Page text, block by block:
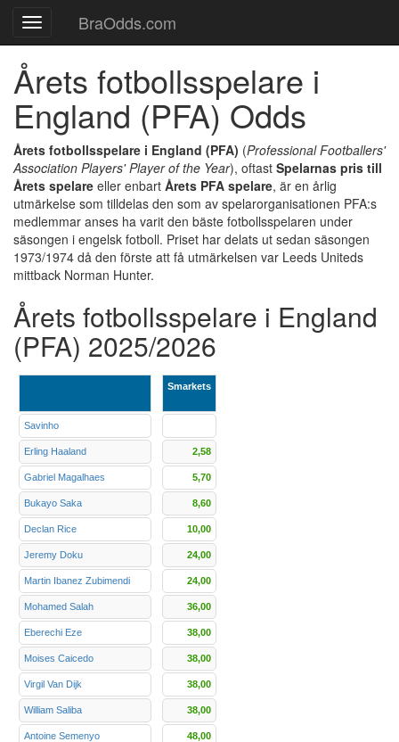
Toggle
navigation
BraOdds.com
Årets fotbollsspelare i
England (PFA) Odds
Årets fotbollsspelare i England (PFA) (Professional Footballers'
Association Players' Player of the Year), oftast Spelarnas pris till
Årets spelare eller enbart Årets PFA spelare, är en årlig
utmärkelse som tilldelas den som av spelarorganisationen PFA:s
medlemmar anses ha varit den bäste fotbollsspelaren under
säsongen i engelsk fotboll. Priset har delats ut sedan säsongen
1973/1974 då den förste att få utmärkelsen var Leeds Uniteds
mittback Norman Hunter.
Årets fotbollsspelare i England
(PFA) 2025/2026
Savinho
Erling Haaland
Gabriel Magalhaes
Bukayo Saka
Declan Rice
Jeremy Doku
Martin Ibanez Zubimendi
Mohamed Salah
Eberechi Eze
Moises Caicedo
Virgil Van Dijk
William Saliba
Antoine Semenyo
Smarkets
2,58
5,70
8,60
10,00
24,00
24,00
36,00
38,00
38,00
38,00
38,00
48,00